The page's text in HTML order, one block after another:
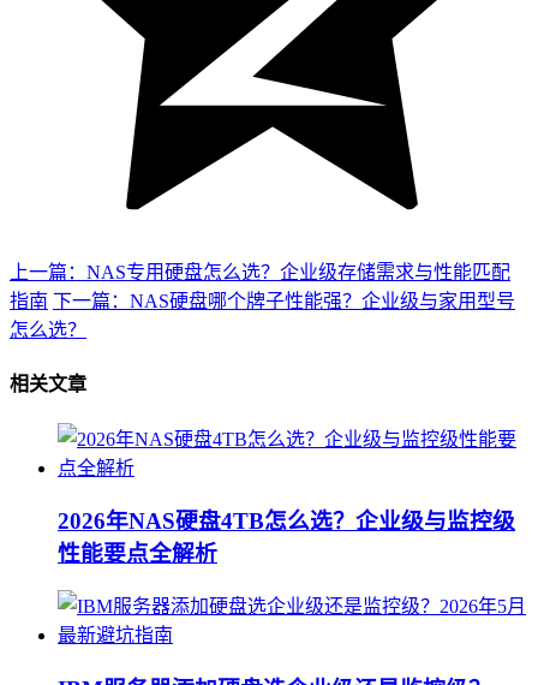
上一篇：NAS专用硬盘怎么选？企业级存储需求与性能匹配
指南 下一篇：NAS硬盘哪个牌子性能强？企业级与家用型号
怎么选？
相关文章
2026年NAS硬盘4TB怎么选？企业级与监控级
性能要点全解析